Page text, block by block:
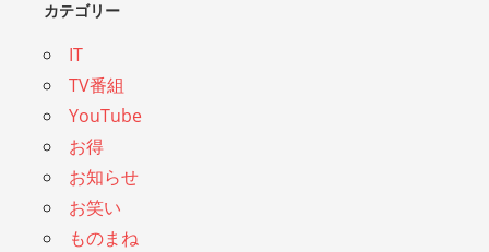
カテゴリー
IT
TV番組
YouTube
お得
お知らせ
お笑い
ものまね